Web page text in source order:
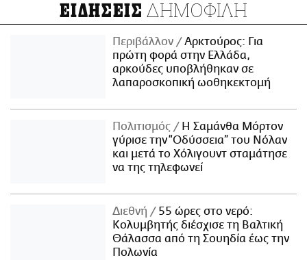
ΕΙΔΗΣΕΙΣ ΔΗΜΟΦΙΛΗ
Περιβάλλον
Αρκτούρος: Για
πρώτη φορά στην Ελλάδα,
αρκούδες υποβλήθηκαν σε
λαπαροσκοπική ωοθηκεκτομή
Πολιτισμός
Η Σαμάνθα Μόρτον
γύρισε την “Οδύσσεια” του Νόλαν
και μετά το Χόλιγουντ σταμάτησε
να της τηλεφωνεί
Διεθνή
55 ώρες στο νερό:
Κολυμβητής διέσχισε τη Βαλτική
Θάλασσα από τη Σουηδία έως την
Πολωνία